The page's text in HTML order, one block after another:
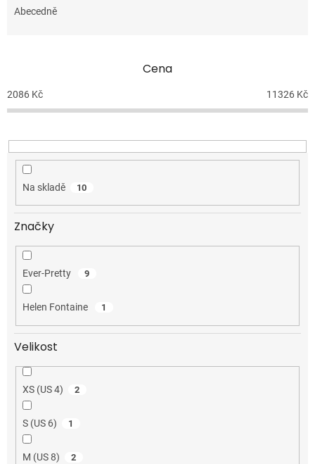
e
o
d
k
t
Abecedně
Cena
2086 Kč 11326 Kč
Na skladě 10
Značky
Ever-Pretty 9
Helen Fontaine 1
Velikost
XS (US 4) 2
S (US 6) 1
M (US 8) 2